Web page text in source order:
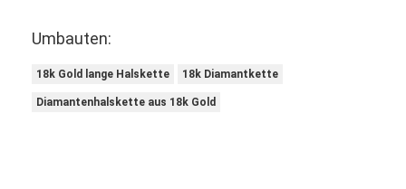
Umbauten:
18k Gold lange Halskette 18k Diamantkette
Diamantenhalskette aus 18k Gold